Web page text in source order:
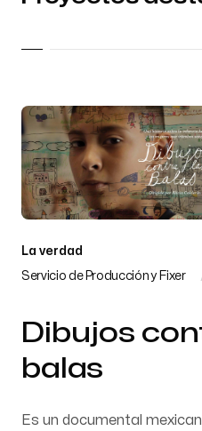
Diseño y
Web
Contacto Directo
Email
Siguenos en nuestras
La verdad
Servicio de Producción y Fixer
Dibujos
balas
Es un documental